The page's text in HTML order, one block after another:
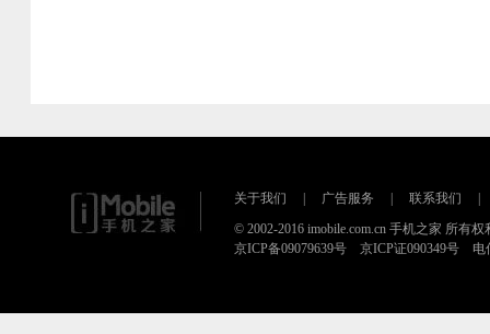
关于我们 广告服务 联系我们
© 2002-2016 imobile.com.cn 手机之家 所有权
京ICP备09079639号 京ICP证090349号 电